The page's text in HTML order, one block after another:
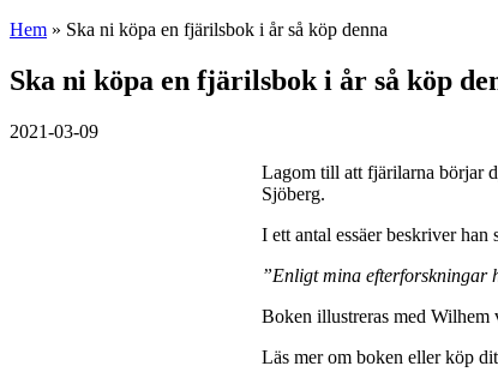
Hem » Ska ni köpa en fjärilsbok i år så köp denna
Ska ni köpa en fjärilsbok i år så köp
2021-03-09
Lagom till att fjärilarna börjar
Sjöberg.
I ett antal essäer beskriver
”Enligt mina efterforskningar
Boken illustreras med
Läs mer om boken eller köp